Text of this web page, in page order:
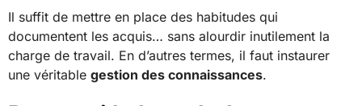
Il suffit de mettre en place des habitudes qui
documentent les acquis… sans alourdir inutilement la
charge de travail. En d’autres termes, il faut instaurer
une véritable gestion des connaissances.